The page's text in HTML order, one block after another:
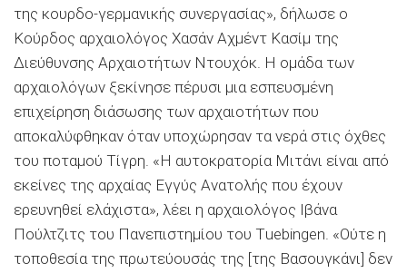
της κουρδο-γερμανικής συνεργασίας», δήλωσε ο
Κούρδος αρχαιολόγος Χασάν Αχμέντ Κασίμ της
Διεύθυνσης Αρχαιοτήτων Ντουχόκ. H oμάδα των
αρχαιολόγων ξεκίνησε πέρυσι μια εσπευσμένη
επιχείρηση διάσωσης των αρχαιοτήτων που
αποκαλύφθηκαν όταν υποχώρησαν τα νερά στις όχθες
του ποταμού Τίγρη. «Η αυτοκρατορία Μιτάνι είναι από
εκείνες της αρχαίας Εγγύς Ανατολής που έχουν
ερευνηθεί ελάχιστα», λέει η αρχαιολόγος Ιβάνα
Πούλτζιτς του Πανεπιστημίου του Τuebingen. «Ούτε η
τοποθεσία της πρωτεύουσάς της [της Βασουγκάνι] δεν